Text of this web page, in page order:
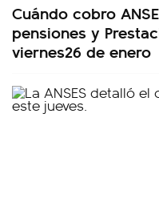
Cuándo cobro
pensiones y
viernes26 de enero